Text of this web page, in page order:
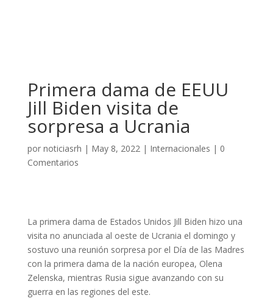
Primera dama de EEUU
Jill Biden visita de
sorpresa a Ucrania
por noticiasrh | May 8, 2022| Internacionales | 0
Comentarios
La primera dama de Estados Unidos Jill Biden hizo una
visita no anunciada al oeste de Ucrania el domingo y
sostuvo una reunión sorpresa por el Día de las Madres
con la primera dama de la nación europea, Olena
Zelenska, mientras Rusia sigue avanzando con su
guerra en las regiones del este.